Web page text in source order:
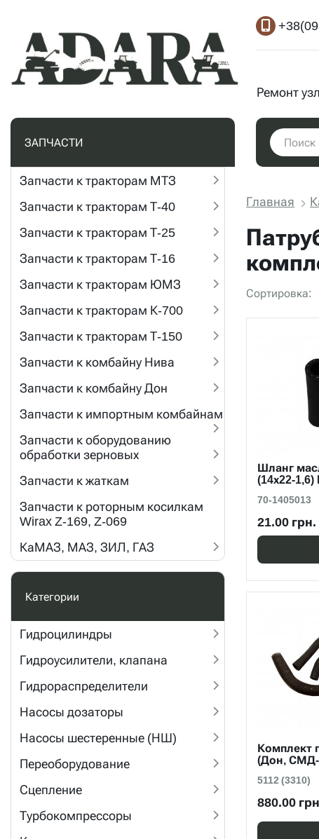
Ремонт
ЗАПЧАСТИ
Запчасти к тракторам МТЗ
Запчасти к тракторам Т-40
Запчасти к тракторам Т-25
Запчасти к тракторам Т-16
Запчасти к тракторам ЮМЗ
Запчасти к тракторам К-700
Запчасти к тракторам Т-150
Запчасти к комбайну Нива
Запчасти к комбайну Дон
Запчасти к импортным комбайнам
Запчасти к оборудованию
обработки зерновых
Запчасти к жаткам
Запчасти к роторным косилкам
Wirax Z-169, Z-069
КаМАЗ, МАЗ, ЗИЛ, ГАЗ
Категории
Гидроцилиндры
Гидроусилители, клапана
Гидрораспределители
Насосы дозаторы
Насосы шестеренные (НШ)
Переоборудование
Сцепление
Турбокомпрессоры
Главная
Сортировка:
Шланг
(14х22-1,6)
70-1405013
21.00 грн.
Комплект
(Дон,
5112 (3310)
880.00